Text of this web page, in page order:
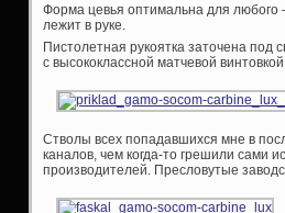
Форма цевья оптимальна для любого
лежит в руке.
Пистолетная рукоятка заточена под
с высококлассной матчевой
Стволы всех попадавшихся мне в
каналов, чем когда-то грешили сами
производителей. Пресловутые